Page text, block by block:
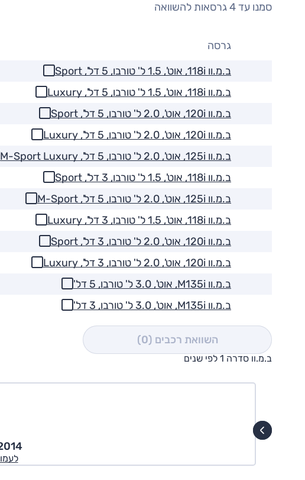
סמנו עד 4 גרסאות להשוואה
גרסה
ב.מ.וו 118i, אוט', 1.5 ל' טורבו, 5 דל', Sport
ב.מ.וו 118i, אוט', 1.5 ל' טורבו, 5 דל', Luxury
ב.מ.וו 120i, אוט', 2.0 ל' טורבו, 5 דל', Sport
ב.מ.וו 120i, אוט', 2.0 ל' טורבו, 5 דל', Luxury
ב.מ.וו 125i, אוט', 2.0 ל' טורבו, 5 דל', M-Sport Luxury
ב.מ.וו 118i, אוט', 1.5 ל' טורבו, 3 דל', Sport
ב.מ.וו 125i, אוט', 2.0 ל' טורבו, 5 דל', M-Sport
ב.מ.וו 118i, אוט', 1.5 ל' טורבו, 3 דל', Luxury
ב.מ.וו 120i, אוט', 2.0 ל' טורבו, 3 דל', Sport
ב.מ.וו 120i, אוט', 2.0 ל' טורבו, 3 דל', Luxury
ב.מ.וו M135i, אוט', 3.0 ל' טורבו, 5 דל'
ב.מ.וו M135i, אוט', 3.0 ל' טורבו, 3 דל'
השוואת רכבים (0)
ב.מ.וו סדרה 1 לפי שנים